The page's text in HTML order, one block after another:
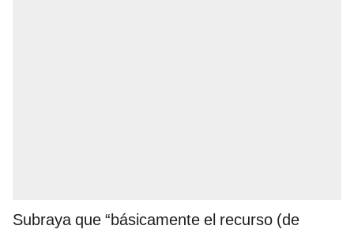
Subraya que “básicamente el recurso (de